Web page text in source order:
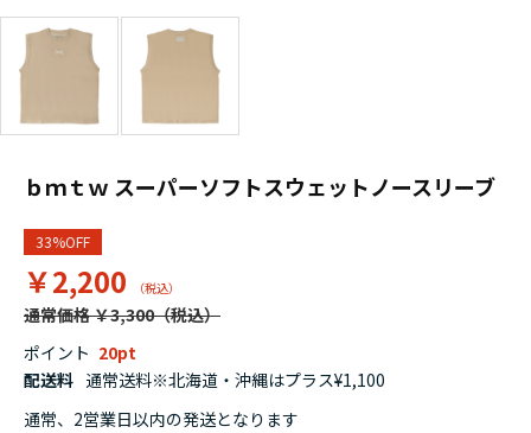
ｂｍｔｗ スーパーソフトスウェットノースリーブ
33%OFF
￥2,200
通常価格 ￥3,300
ポイント 20
配送料 通常送料※北海道・沖縄はプラス¥1,100
通常、2営業日以内の発送となります